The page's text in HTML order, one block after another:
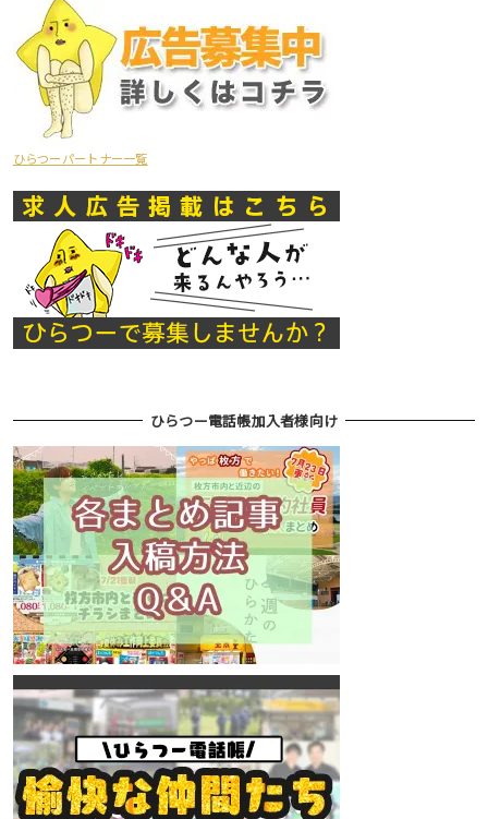
ひらつーパートナー一覧
ひらつー電話帳加入者様向け